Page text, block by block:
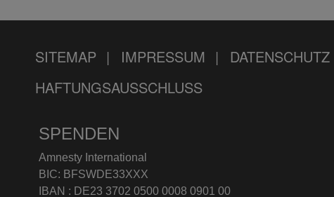
SITEMAP IMPRESSUM
DATENSCHUTZ
HAFTUNGSAUSSCHLUSS
SPENDEN
Amnesty International
BIC: BFSWDE33XXX
IBAN : DE23 3702 0500 0008 0901 00